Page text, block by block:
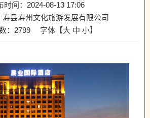
时间：2024-08-13 17:06
寿县寿州文化旅游发展有限公司
： 2799 字体【大 中 小】